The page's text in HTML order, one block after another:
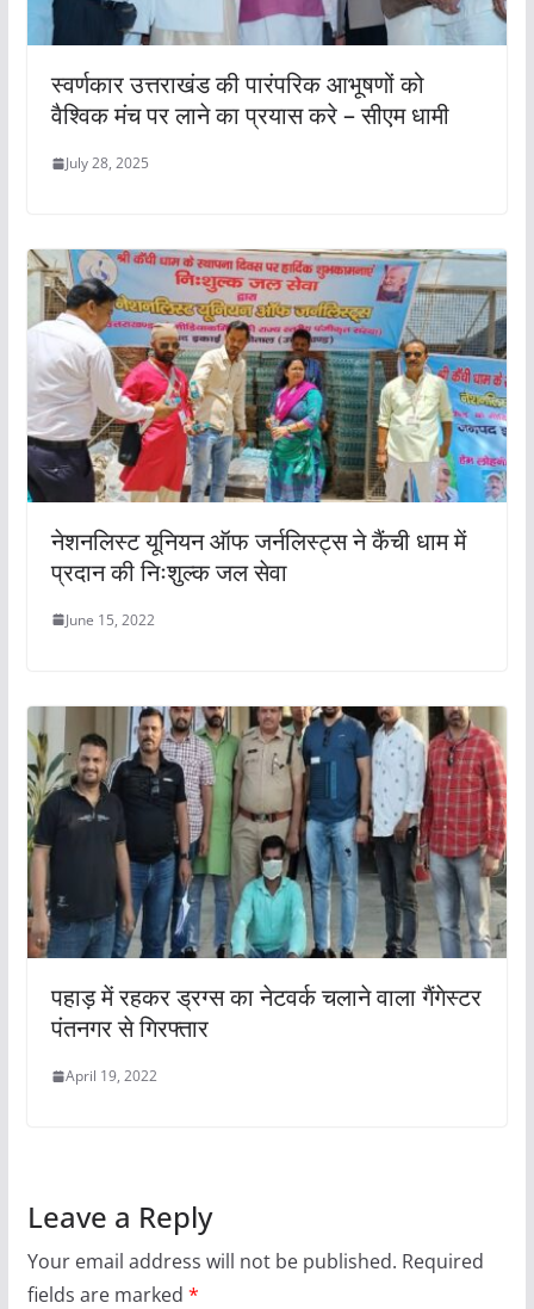
स्वर्णकार उत्तराखंड की पारंपरिक आभूषणों को
वैश्विक मंच पर लाने का प्रयास करे – सीएम धामी
July 28, 2025
नेशनलिस्ट यूनियन ऑफ जर्नलिस्ट्स ने कैंची धाम में
प्रदान की निःशुल्क जल सेवा
June 15, 2022
पहाड़ में रहकर ड्रग्स का नेटवर्क चलाने वाला गैंगेस्टर
पंतनगर से गिरफ्तार
April 19, 2022
Leave a Reply
Your email address will not be published. Required
fields are marked *